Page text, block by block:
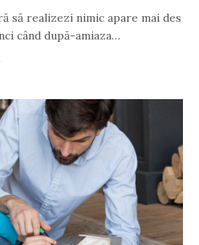
să realizezi nimic apare mai des
când după-amiaza…